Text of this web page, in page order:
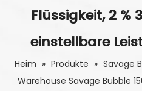
Flüssigkeit, 2 %
einstellbare
Heim » Produkte » Savage
Warehouse Savage Bubble